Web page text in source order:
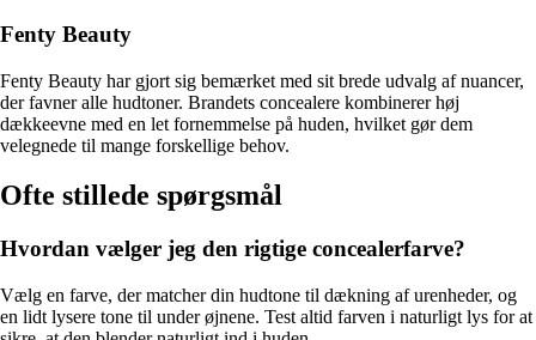
Fenty Beauty
Fenty Beauty har gjort sig bemærket med sit brede udvalg af nuancer,
der favner alle hudtoner. Brandets concealere kombinerer høj
dækkeevne med en let fornemmelse på huden, hvilket gør dem
velegnede til mange forskellige behov.
Ofte stillede spørgsmål
Hvordan vælger jeg den rigtige concealerfarve?
Vælg en farve, der matcher din hudtone til dækning af urenheder, og
en lidt lysere tone til under øjnene. Test altid farven i naturligt lys for at